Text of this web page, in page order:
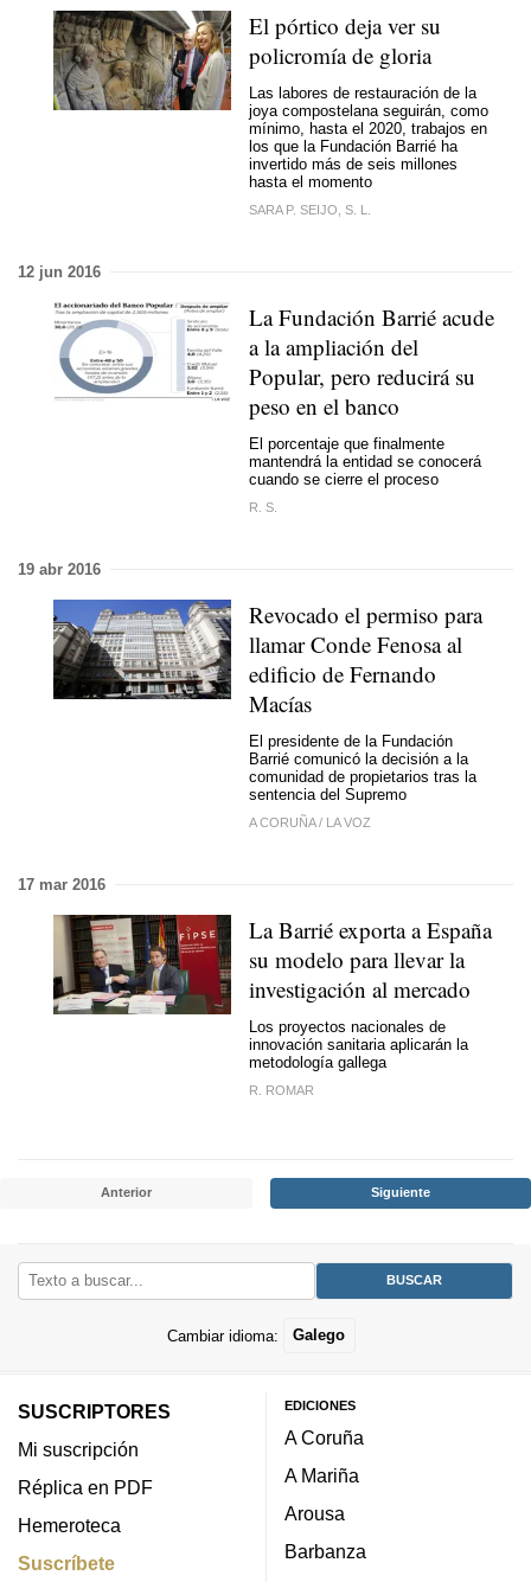
El pórtico deja ver su
policromía de gloria
Las labores de restauración de la
joya compostelana seguirán, como
mínimo, hasta el 2020, trabajos en
los que la Fundación Barrié ha
invertido más de seis millones
hasta el momento
SARA P. SEIJO, S. L.
12 jun 2016
La Fundación Barrié acude
a la ampliación del
Popular, pero reducirá su
peso en el banco
El porcentaje que finalmente
mantendrá la entidad se conocerá
cuando se cierre el proceso
R. S.
19 abr 2016
Revocado el permiso para
llamar Conde Fenosa al
edificio de Fernando
Macías
El presidente de la Fundación
Barrié comunicó la decisión a la
comunidad de propietarios tras la
sentencia del Supremo
A CORUÑA/ LA VOZ
17 mar 2016
La Barrié exporta a España
su modelo para llevar la
investigación al mercado
Los proyectos nacionales de
innovación sanitaria aplicarán la
metodología gallega
R. ROMAR
Anterior Siguiente
Cambiar idioma: Galego
SUSCRIPTORES
Mi suscripción
Réplica en PDF
Hemeroteca
Suscríbete
EDICIONES
A Coruña
A Mariña
Arousa
Barbanza